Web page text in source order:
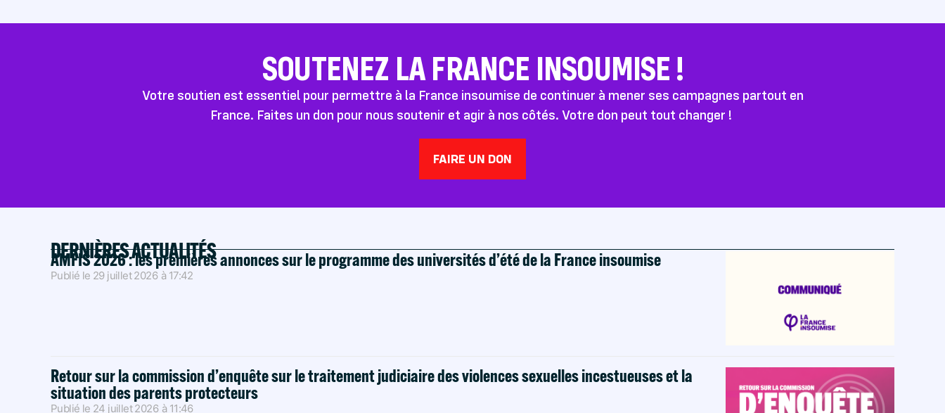
SOUTENEZ LA FRANCE INSOUMISE !
Votre soutien est essentiel pour permettre à la France insoumise de continuer à mener ses campagnes partout en
France. Faites un don pour nous soutenir et agir à nos côtés. Votre don peut tout changer !
FAIRE UN DON
DERNIÈRES ACTUALITÉS
AMFIS 2026 : les premières annonces sur le programme des universités d’été de la France insoumise
Publié le 29 juillet 2026 à 17:42
Retour sur la commission d’enquête sur le traitement judiciaire des violences sexuelles incestueuses et la
situation des parents protecteurs
Publié le 24 juillet 2026 à 11:46